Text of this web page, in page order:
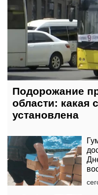
Подорожание
области: какая
установлена